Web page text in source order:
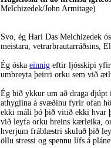
Melchizedek/John Armitage)
Svo, ég Hari Das Melchizedek
meistara, vetrarbrautarráðsins,
Ég óska einnig eftir ljósskipi yfir
umbreyta þeirri orku sem við
Ég bið ykkur um að draga djúpt
athyglina á svæðinu fyrir ofan
ekki máli þó þið vitið ekki hvar
við leyfa orku hreins kærleika,
hverjum fráblæstri skuluð þið
öllu stressi og spennu lífs á